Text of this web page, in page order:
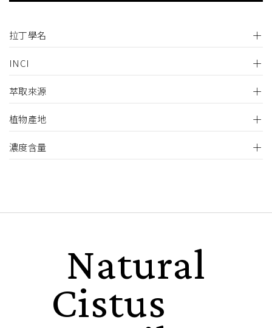
拉丁學名
INCI
萃取來源
植物產地
濃度含量
Natural
Cistus